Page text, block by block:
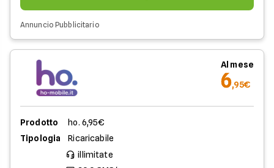
Annuncio Pubblicitario
Al mese
6,95€
Prodotto
ho. 6,95€
Tipologia
Ricaricabile
illimitate